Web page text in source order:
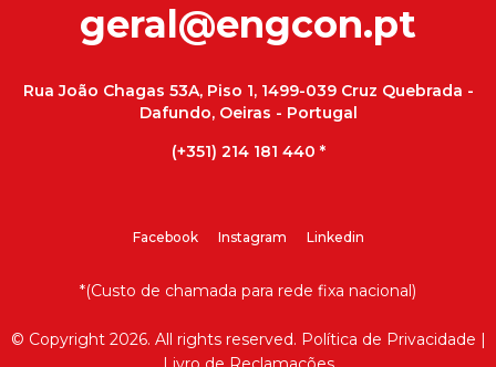
geral@engcon.pt
Rua João Chagas 53A, Piso 1, 1499-039 Cruz Quebrada -
Dafundo, Oeiras - Portugal
(+351) 214 181 440 *
Facebook Instagram Linkedin
*(Custo de chamada para rede fixa nacional)
© Copyright 2026. All rights reserved. Política de Privacidade |